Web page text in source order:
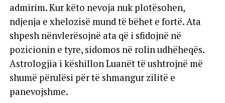
admirim. Kur këto nevoja nuk plotësohen,
ndjenja e xhelozisë mund të bëhet e fortë. Ata
shpesh nënvlerësojnë ata që i sfidojnë në
pozicionin e tyre, sidomos në rolin udhëheqës.
Astrologjia i këshillon Luanët të ushtrojnë më
shumë përulësi për të shmangur zilitë e
panevojshme.